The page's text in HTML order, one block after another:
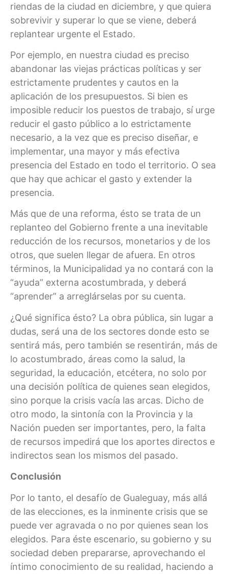
riendas de la ciudad en diciembre, y que quiera
sobrevivir y superar lo que se viene, deberá
replantear urgente el Estado.
Por ejemplo, en nuestra ciudad es preciso
abandonar las viejas prácticas políticas y ser
estrictamente prudentes y cautos en la
aplicación de los presupuestos. Si bien es
imposible reducir los puestos de trabajo, sí urge
reducir el gasto público a lo estrictamente
necesario, a la vez que es preciso diseñar, e
implementar, una mayor y más efectiva
presencia del Estado en todo el territorio. O sea
que hay que achicar el gasto y extender la
presencia.
Más que de una reforma, ésto se trata de un
replanteo del Gobierno frente a una inevitable
reducción de los recursos, monetarios y de los
otros, que suelen llegar de afuera. En otros
términos, la Municipalidad ya no contará con la
“ayuda” externa acostumbrada, y deberá
“aprender” a arreglárselas por su cuenta.
¿Qué significa ésto? La obra pública, sin lugar a
dudas, será una de los sectores donde esto se
sentirá más, pero también se resentirán, más de
lo acostumbrado, áreas como la salud, la
seguridad, la educación, etcétera, no solo por
una decisión política de quienes sean elegidos,
sino porque la crisis vacía las arcas. Dicho de
otro modo, la sintonía con la Provincia y la
Nación pueden ser importantes, pero, la falta
de recursos impedirá que los aportes directos e
indirectos sean los mismos del pasado.
Conclusión
Por lo tanto, el desafío de Gualeguay, más allá
de las elecciones, es la inminente crisis que se
puede ver agravada o no por quienes sean los
elegidos. Para éste escenario, su gobierno y su
sociedad deben prepararse, aprovechando el
íntimo conocimiento de su realidad, haciendo a